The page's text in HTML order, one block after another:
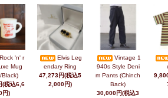
Rock 'n' r
Mug
Black)
(税込6,6
円)
Elvis Leg
endary Ring
47,273円(税込5
2,000円)
Vintage 1
940s Style Deni
m Pants (Chinch
Back)
30,000円(税込3